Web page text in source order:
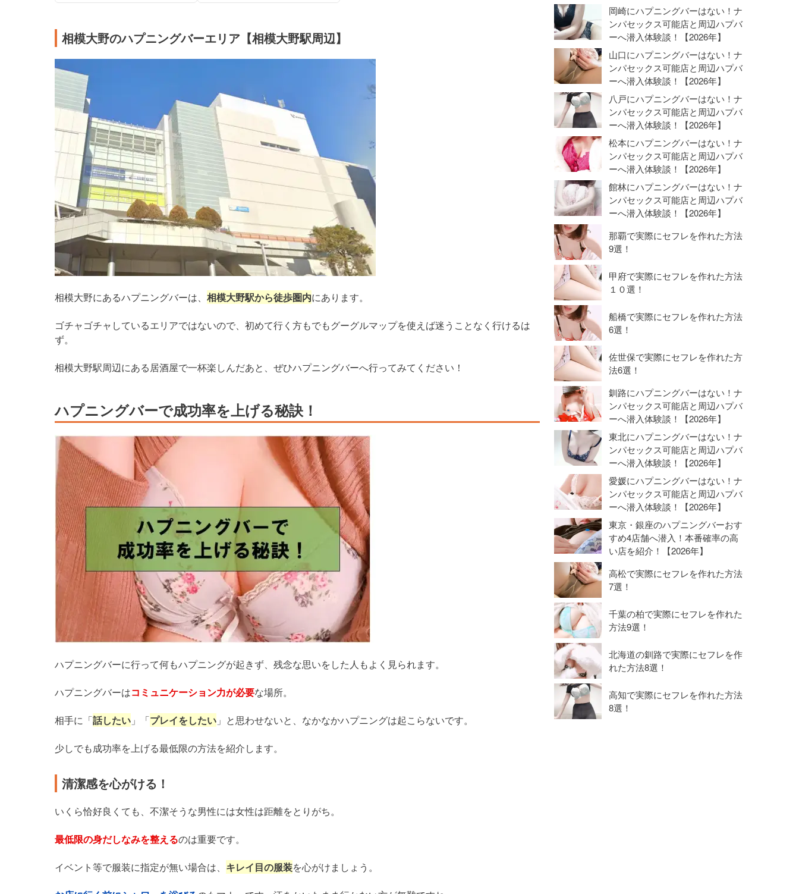
相模大野のハプニングバーエリア【相模大野駅周辺】
相模大野にあるハプニングバーは、 相模大野駅から徒歩圏内にあります。
ゴチャゴチャしているエリアではないので、初めて行く方もでもグーグルマップを使えば迷うことなく行けるは
ず。
相模大野駅周辺にある居酒屋で一杯楽しんだあと、ぜひハプニングバーへ行ってみてください！
ハプニングバーで成功率を上げる秘訣！
ハプニングバーに行って何もハプニングが起きず、残念な思いをした人もよく見られます。
ハプニングバーはコミュニケーション力が必要な場所。
相手に「話したい 」「プレイをしたい 」と思わせないと、なかなかハプニングは起こらないです。
少しでも成功率を上げる最低限の方法を紹介します。
清潔感を心がける！
いくら恰好良くても、不潔そうな男性には女性は距離をとりがち。
最低限の身だしなみを整えるのは重要です。
イベント等で服装に指定が無い場合は、 キレイ目の服装を心がけましょう。
岡崎にハプニングバーはない！ナ
ンパセックス可能店と周辺ハプバ
ーへ潜入体験談！【2026年】
山口にハプニングバーはない！ナ
ンパセックス可能店と周辺ハプバ
ーへ潜入体験談！【2026年】
八戸にハプニングバーはない！ナ
ンパセックス可能店と周辺ハプバ
ーへ潜入体験談！【2026年】
松本にハプニングバーはない！ナ
ンパセックス可能店と周辺ハプバ
ーへ潜入体験談！【2026年】
館林にハプニングバーはない！ナ
ンパセックス可能店と周辺ハプバ
ーへ潜入体験談！【2026年】
那覇で実際にセフレを作れた方法
9選！
甲府で実際にセフレを作れた方法
１０選！
船橋で実際にセフレを作れた方法
6選！
佐世保で実際にセフレを作れた方
法6選！
釧路にハプニングバーはない！ナ
ンパセックス可能店と周辺ハプバ
ーへ潜入体験談！【2026年】
東北にハプニングバーはない！ナ
ンパセックス可能店と周辺ハプバ
ーへ潜入体験談！【2026年】
愛媛にハプニングバーはない！ナ
ンパセックス可能店と周辺ハプバ
ーへ潜入体験談！【2026年】
東京・銀座のハプニングバーおす
すめ4店舗へ潜入！本番確率の高
い店を紹介！【2026年】
高松で実際にセフレを作れた方法
7選！
千葉の柏で実際にセフレを作れた
方法9選！
北海道の釧路で実際にセフレを作
れた方法8選！
高知で実際にセフレを作れた方法
8選！